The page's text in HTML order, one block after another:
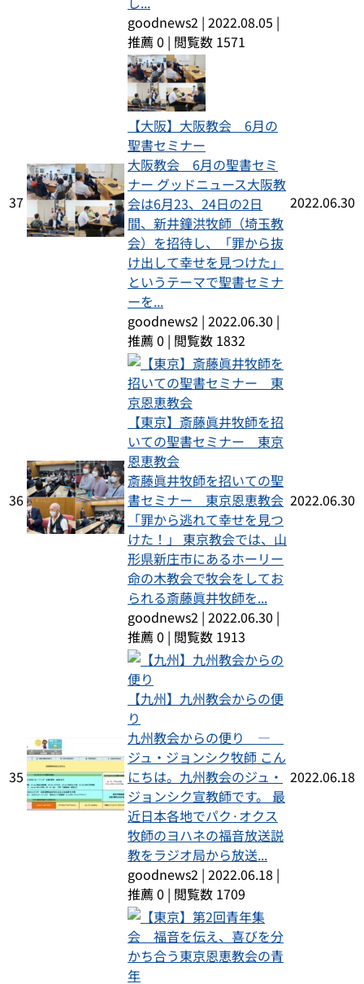
goodnews2 | 2022.08.05 |
推薦 0 | 閲覧数 1571
37
【大阪】大阪教会 6月の
聖書セミナー
大阪教会 6月の聖書セミ
ナー グッドニュース大阪教
会は6月23、24日の2日
間、新井鐘洪牧師（埼玉教
会）を招待し、「罪から抜
け出して幸せを見つけた」
というテーマで聖書セミナ
ーを...
goodnews2 | 2022.06.30 |
推薦 0 | 閲覧数 1832
2022.06.30
36
【東京】斎藤眞井牧師を招
いての聖書セミナー 東京
恩恵教会
斎藤眞井牧師を招いての聖
書セミナー 東京恩恵教会
「罪から逃れて幸せを見つ
けた！」 東京教会では、山
形県新庄市にあるホーリー
命の木教会で牧会をしてお
られる斎藤眞井牧師を...
goodnews2 | 2022.06.30 |
推薦 0 | 閲覧数 1913
2022.06.30
35
【九州】九州教会からの便
り
九州教会からの便り ―
ジュ・ジョンシク牧師 こん
にちは。九州教会のジュ・
ジョンシク宣教師です。 最
近日本各地でパク·オクス
牧師のヨハネの福音放送説
教をラジオ局から放送...
goodnews2 | 2022.06.18 |
推薦 0 | 閲覧数 1709
2022.06.18